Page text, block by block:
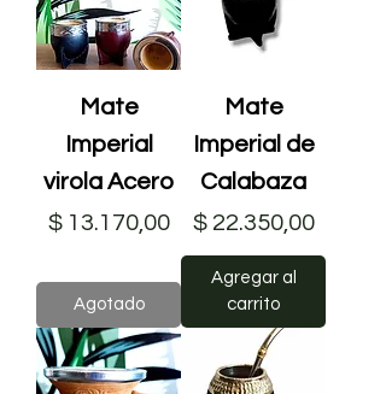
Mate
Imperial
virola Acero
Precio
$ 13.170,00
Agotado
Mate
Imperial de
Calabaza
Precio
$ 22.350,00
Agregar al
carrito